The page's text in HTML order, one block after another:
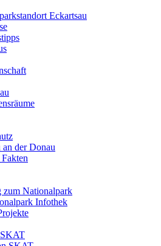
Eckartsau
an der Donau
zum Nationalpark
Infothek